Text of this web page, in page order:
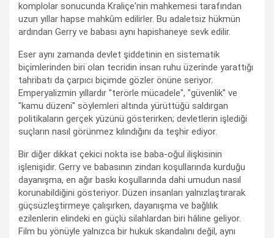
komplolar sonucunda Kraliçe'nin mahkemesi tarafından
uzun yıllar hapse mahkûm edilirler. Bu adaletsiz hükmün
ardından Gerry ve babası aynı hapishaneye sevk edilir.
Eser aynı zamanda devlet şiddetinin en sistematik
biçimlerinden biri olan tecridin insan ruhu üzerinde yarattığı
tahribatı da çarpıcı biçimde gözler önüne seriyor.
Emperyalizmin yıllardır "terörle mücadele", "güvenlik" ve
"kamu düzeni" söylemleri altında yürüttüğü saldırgan
politikaların gerçek yüzünü gösterirken; devletlerin işlediği
suçların nasıl görünmez kılındığını da teşhir ediyor.
Bir diğer dikkat çekici nokta ise baba-oğul ilişkisinin
işlenişidir. Gerry ve babasının zindan koşullarında kurduğu
dayanışma, en ağır baskı koşullarında dahi umudun nasıl
korunabildiğini gösteriyor. Düzen insanları yalnızlaştırarak
güçsüzleştirmeye çalışırken, dayanışma ve bağlılık
ezilenlerin elindeki en güçlü silahlardan biri hâline geliyor.
Film bu yönüyle yalnızca bir hukuk skandalını değil, aynı